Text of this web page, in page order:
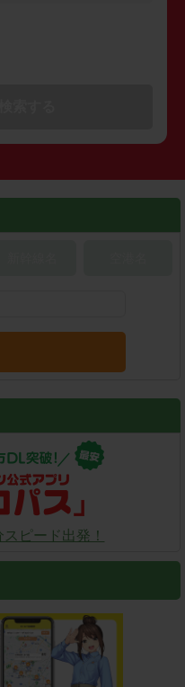
ピード出発！